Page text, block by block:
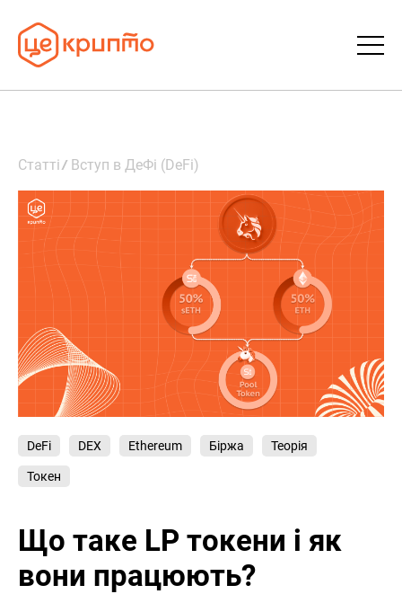
Словник
FAQ
Донати
Про ЦеКрипто
Увійти | Реєстрація
Статті Вступ в ДеФі (DeFi)
DeFi DEX Ethereum Біржа Теорія
Токен
Що таке LP токени і як
вони працюють?